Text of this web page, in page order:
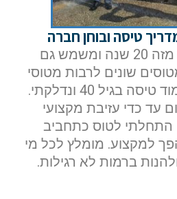
טיסה ובוחן חברה
אני מדריך טיסה מזה 20 שנה ומשמש גם
שונים לרבות מטוסי
סילון. התחלתי ללמוד טיסה בגיל 40 ונדלקתי.
עד כדי עזיבת מקצועי
לטוס כתחביב
למקצוע. מומלץ לכל מי
ברמות לא רגילות.